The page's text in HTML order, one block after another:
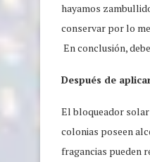
hayamos
conservar por lo
En conclusión,
Después de
El bloqueador
colonias poseen
fragancias pueden